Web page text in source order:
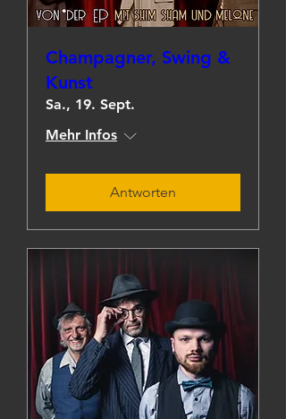
Champagner, Swing &
Kunst
Sa., 19. Sept.
Mehr Infos
Antworten